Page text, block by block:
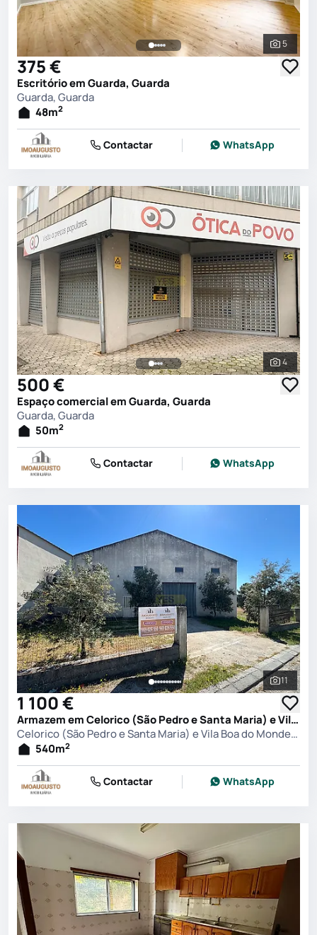
Ver
5
375 €
Escritório em Guarda, Guarda
Guarda, Guarda
48m2
Contactar WhatsApp
Ver
4
500 €
Espaço comercial em Guarda, Guarda
Guarda, Guarda
50m2
Contactar WhatsApp
Ver
11
1 100 €
Armazem em Celorico (São Pedro e Santa Maria) e Vila Boa do Mondego, Celorico da Beira
Celorico (São Pedro e Santa Maria) e Vila Boa do Mondego, Celorico da Beira
540m2
Contactar WhatsApp